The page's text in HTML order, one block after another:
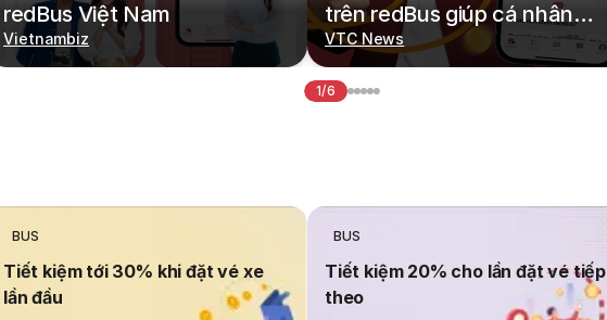
redBus Việt Nam
Vietnambiz
trên redBus giúp cá nhân
hoá hành trình di chuyển
VTC News
1/6
BUS
Tiết kiệm tới 30% khi đặt vé xe
lần đầu
BUS
Tiết kiệm 20% cho lần đặt vé tiếp
theo